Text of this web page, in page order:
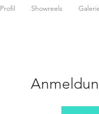
Profil Showreels